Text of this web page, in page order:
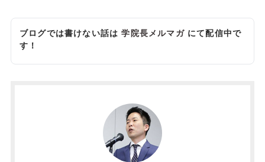
ブログでは書けない話は学院長メルマガにて配信中で
す！